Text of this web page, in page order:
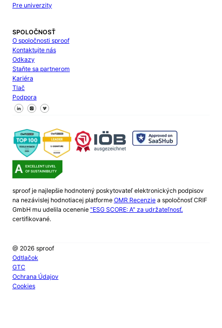
Pre univerzity
SPOLOČNOSŤ
O spoločnosti sproof
Kontaktujte nás
Odkazy
Staňte sa partnerom
Kariéra
Tlač
Podpora
Sledujte nás na Facebooku
Sledujte nás na X
Sledujte nás na LinkedIn
sproof je najlepšie hodnotený poskytovateľ elektronických podpisov
na nezávislej hodnotiacej platforme OMR Recenziea spoločnosť CRIF
GmbH mu udelila ocenenie "ESG SCORE: A" za udržateľnosť.
certifikované.
@ 2026 sproof
Odtlačok
GTC
Ochrana Údajov
Cookies